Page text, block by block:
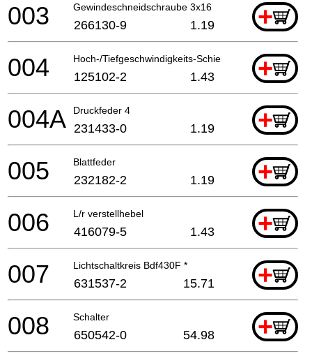
Gewindeschneidschraube 3x16 +
003 266130-9 1.19
Hoch-/Tiefgeschwindigkeits-Schieberegler+
004 125102-2 1.43
Druckfeder 4 +
004A 231433-0 1.19
Blattfeder +
005 232182-2 1.19
L/r verstellhebel +
006 416079-5 1.43
Lichtschaltkreis Bdf430F * +
007 631537-2 15.71
Schalter +
008 650542-0 54.98